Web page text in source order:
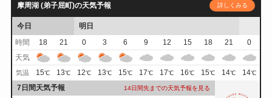
摩周湖 (弟子屈町)の天気予報 詳しくみる
今日
明日
時間
18 21 0 3 6 9 12 15 18 21
0
天気
気温 15℃ 13℃ 12℃ 13℃ 15℃ 17℃ 17℃ 16℃ 15℃ 14℃ 14℃
7日間天気予報 14日間先までの天気予報を見る